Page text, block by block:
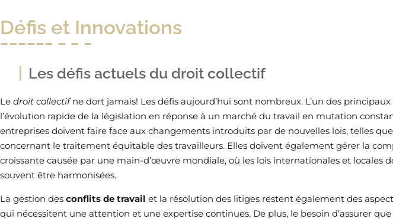
Défis et Innovations
Les défis actuels du droit collectif
Le droit collectifne dort jamais! Les défis aujourd’hui sont nombreux. L’un des
l’évolution rapide de la législation en réponse à un marché du travail en mutation
entreprises doivent faire face aux changements introduits par de nouvelles lois, telles
concernant le traitement équitable des travailleurs. Elles doivent également gérer la
croissante causée par une main-d’œuvre mondiale, où les lois internationales et locales
souvent être harmonisées.
La gestion des conflits de travail et la résolution des litiges restent également des
qui nécessitent une attention et une expertise continues. De plus, le besoin d’assurer